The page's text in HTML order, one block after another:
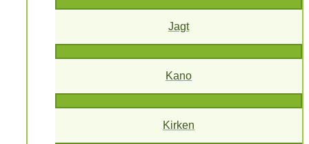
Jagt
Kano
Kirken